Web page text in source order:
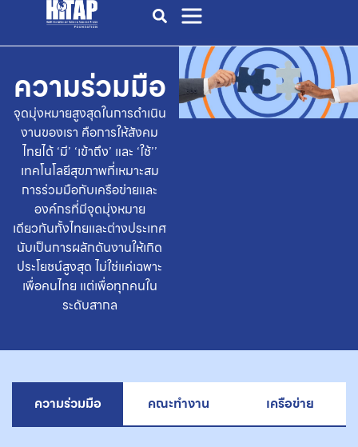
ความร่วมมือ
จุดมุ่งหมายสูงสุดในการดำเนิน
งานของเรา คือการให้สังคม
ไทยได้ ‘มี’ ‘เข้าถึง’ และ ‘ใช้’’
เทคโนโลยีสุขภาพที่เหมาะสม
การร่วมมือกับเครือข่ายและ
องค์กรที่มีจุดมุ่งหมาย
เดียวกันทั้งไทยและต่างประเทศ
นับเป็นการผลักดันงานให้เกิด
ประโยชน์สูงสุด ไม่ใช่แค่เฉพาะ
เพื่อคนไทย แต่เพื่อทุกคนใน
ระดับสากล
ความร่วมมือ คณะทำงาน เครือข่าย